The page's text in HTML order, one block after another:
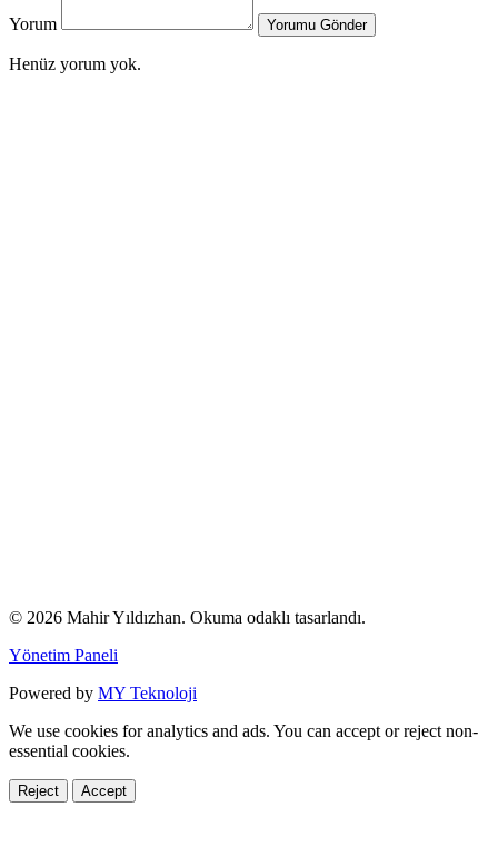
Yorum Yorumu Gönder
Henüz yorum yok.
© 2026 Mahir Yıldızhan. Okuma odaklı tasarlandı.
Yönetim Paneli
Powered by MY Teknoloji
We use cookies for analytics and ads. You can accept or reject non-
essential cookies.
Reject Accept